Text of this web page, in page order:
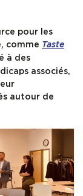
pour les
comme Taste
à des
associés,
autour de